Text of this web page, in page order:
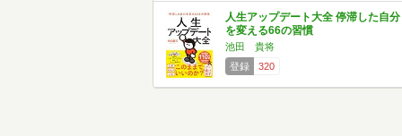
人生アップデート大全 停滞した自分
を変える66の習慣
池田 貴将
登録
320